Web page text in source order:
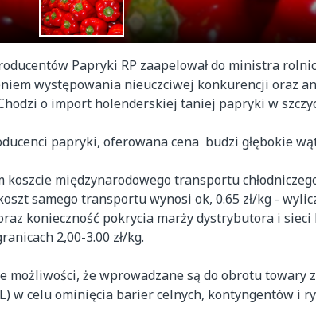
Papryki RP zaapelował do ministra
występowania nieuczciwej konkurencji oraz
o import holenderskiej taniej papryki w
papryki, oferowana cena budzi głębokie
koszcie międzynarodowego transportu
samego transportu wynosi ok, 0.65 zł/kg -
konieczność pokrycia marży dystrybutora i
2,00-3.00 zł/kg.
możliwości, że wprowadzane są do obrotu towary
w celu ominięcia barier celnych, kontyngentów i